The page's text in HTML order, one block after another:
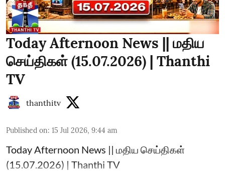
Today Afternoon News || மதிய
செய்திகள் (15.07.2026) | Thanthi
TV
thanthitv
Published on: 15 Jul 2026, 9:44 am
Today Afternoon News || மதிய செய்திகள்
(15.07.2026) | Thanthi TV